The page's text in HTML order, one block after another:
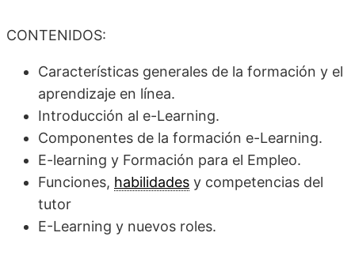
CONTENIDOS:
Características generales de la formación y el
aprendizaje en línea.
Introducción al e-Learning.
Componentes de la formación e-Learning.
E-learning y Formación para el Empleo.
Funciones, habilidades y competencias del
tutor
E-Learning y nuevos roles.